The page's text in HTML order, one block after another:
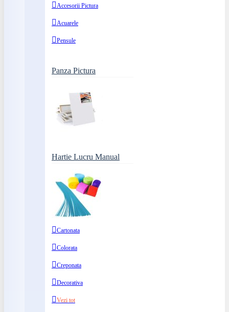
Accesorii Pictura
Acuarele
Pensule
Panza Pictura
Hartie Lucru Manual
Cartonata
Colorata
Creponata
Decorativa
Vezi tot